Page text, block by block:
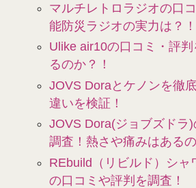
マルチレトロラジオの口
能防災ラジオの実力は？！
Ulike air10の口コミ・評
るのか？！
JOVS Doraとケノンを徹
違いを検証！
JOVS Dora(ジョブズドラ
調査！熱さや痛みはあるの
REbuild（リビルド）シャ
の口コミや評判を調査！